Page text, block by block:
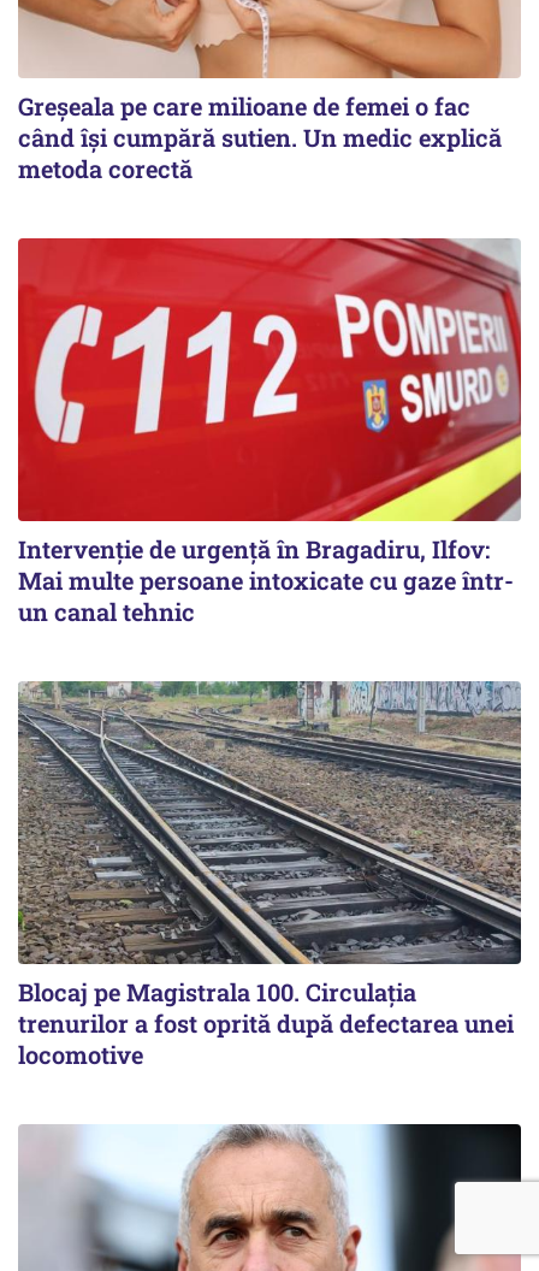
Greșeala pe care milioane de femei o fac
când își cumpără sutien. Un medic explică
metoda corectă
Intervenție de urgență în Bragadiru, Ilfov:
Mai multe persoane intoxicate cu gaze într-
un canal tehnic
Blocaj pe Magistrala 100. Circulația
trenurilor a fost oprită după defectarea unei
locomotive